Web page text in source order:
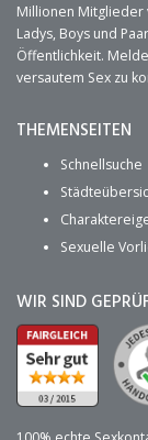
Millionen Mitglieder
Ladys, Boys und
Öffentlichkeit.
versautem Sex zu
THEMENSEITEN
Schnellsuche
Sexuelle
WIR SIND